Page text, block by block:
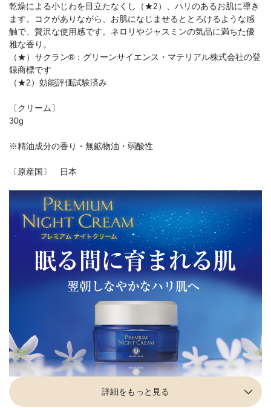
乾燥による小じわを目立たなくし（★2）、ハリのあるお肌に導き
ます。コクがありながら、お肌になじませるととろけるような感
触で、贅沢な使用感です。ネロリやジャスミンの気品に満ちた優
雅な香り。
（★）サクラン®：グリーンサイエンス・マテリアル株式会社の登
録商標です
（★2）効能評価試験済み
〔クリーム〕
30g
※精油成分の香り・無鉱物油・弱酸性
〔原産国〕 日本
詳細をもっと見る